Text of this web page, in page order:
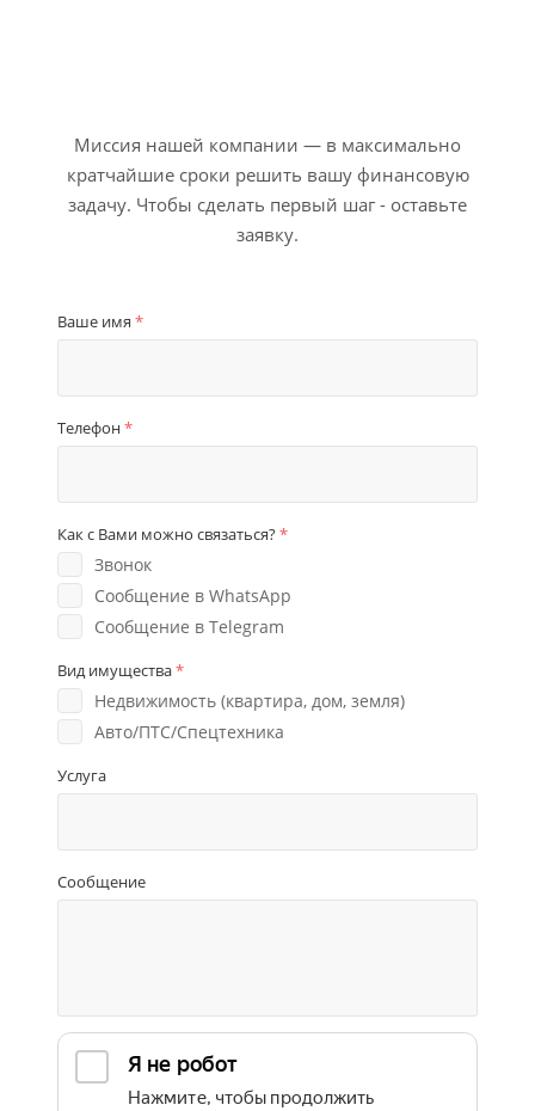
Миссия нашей компании — в максимально
кратчайшие сроки решить вашу финансовую
задачу. Чтобы сделать первый шаг - оставьте
заявку.
Ваше имя *
Телефон*
Как с Вами можно связаться?*
Звонок
Сообщение в WhatsApp
Сообщение в Telegram
Вид имущества*
Недвижимость (квартира, дом, земля)
Авто/ПТС/Спецтехника
Услуга
Сообщение